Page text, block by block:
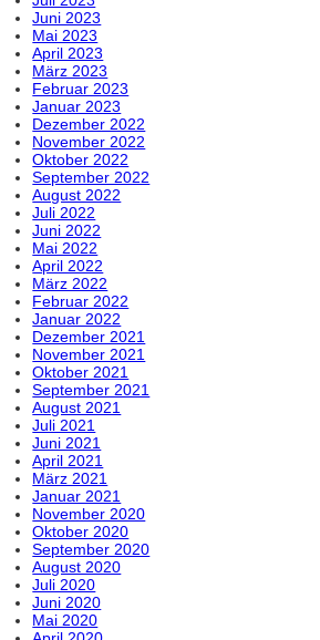
Juni 2023
Mai 2023
April 2023
März 2023
Februar 2023
Januar 2023
Dezember 2022
November 2022
Oktober 2022
September 2022
August 2022
Juli 2022
Juni 2022
Mai 2022
April 2022
März 2022
Februar 2022
Januar 2022
Dezember 2021
November 2021
Oktober 2021
September 2021
August 2021
Juli 2021
Juni 2021
April 2021
März 2021
Januar 2021
November 2020
Oktober 2020
September 2020
August 2020
Juli 2020
Juni 2020
Mai 2020